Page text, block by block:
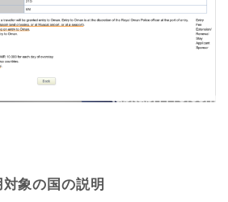
象の国の説明